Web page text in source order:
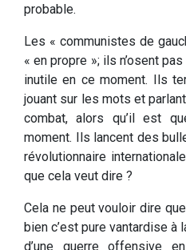
probable.
Les « communistes de
« en propre »; ils n’osent
inutile en ce moment. Ils
jouant sur les mots et
combat, alors qu’il est
moment. Ils lan­cent des
révolutionnaire
que cela veut dire ?
Cela ne peut vouloir dire
bien c’est pure vantardise à
d’une guerre offensive